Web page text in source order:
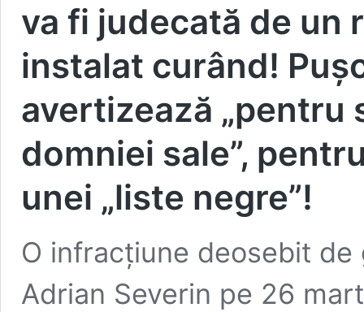
va fi judecată de un
instalat curând!
avertizează „pentru
domniei sale”,
unei „liste negre”!
O infracțiune deosebit
Adrian Severin pe 26